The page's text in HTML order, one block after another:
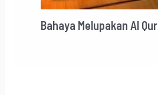
Bahaya Melupakan Al